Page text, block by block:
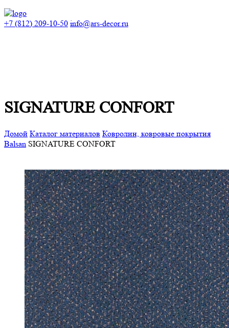
+7 (812) 209-10-50 info@ars-decor.ru
SIGNATURE CONFORT
Домой Каталог материалов Ковролин, ковровые покрытия
Balsan SIGNATURE CONFORT